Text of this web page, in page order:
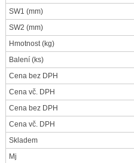
SW1 (mm)
SW2 (mm)
Hmotnost(kg)
Balení (ks)
Cena bez DPH
Cena vč. DPH
Cena bez DPH
Cena vč. DPH
Skladem
Mj